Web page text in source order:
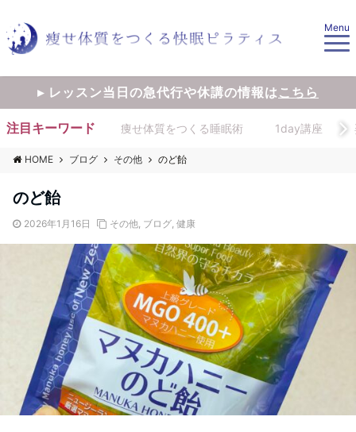
Menu
▸ レッスン当日の急代行や休講の情報はこちら
注目キーワード 痩せ体質をつくる睡眠術 1day講座
HOME ブログ その他 のど飴
のど飴
2026年1月16日 その他, ブログ, 健康